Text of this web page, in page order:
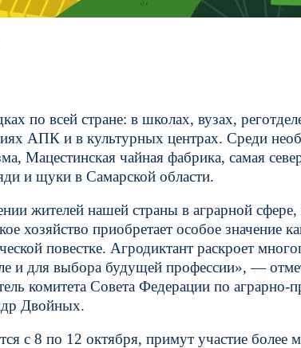
по всей стране: в школах, вузах,
АПК и в культурных центрах. Среди
Мацестинская чайная фабрика, самая
и щуки в Самарской области.
жителей нашей страны в аграрной сфере,
хозяйство приобретает особое значение
повестке. Агродиктант раскроет
и для выбора будущей профессии», —
комитета Совета Федерации по аграрно-
Двойных.
с 8 по 12 октября, примут участие более